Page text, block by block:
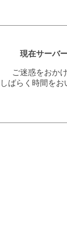
現在サーバ
ご迷惑をおか
しばらく時間を